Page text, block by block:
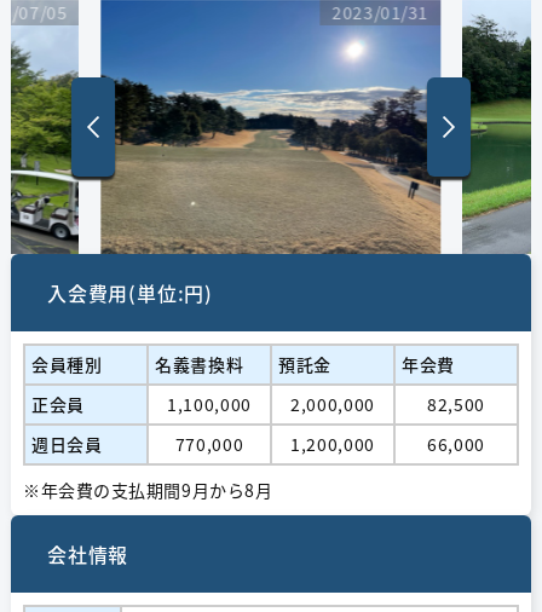
入会費用(単位:円)
会員種別 名義書換料 預託金
年会費
正会員
1,100,000 2,000,000
82,500
週日会員
770,000 1,200,000
66,000
※年会費の支払期間9月から8月
会社情報